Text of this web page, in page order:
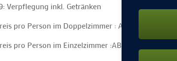
Verpflegung inkl. Getränken
pro Person im Doppelzimmer : AB 1.999,– €
pro Person im Einzelzimmer :AB 2.299,– €